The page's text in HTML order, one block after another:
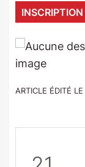
INSCRIPTION
ARTICLE ÉDITÉ LE